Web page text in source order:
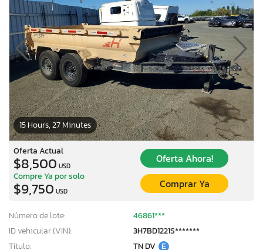
15 Hours, 27 Minutes
Oferta Actual
$8,500 USD
Oferta Ahora!
Compre Ya por solo
$9,750 USD
Comprar Ya
Número de lote:
46861***
ID vehicular (VIN):
3H7BD1221S*******
Título:
TN DV E